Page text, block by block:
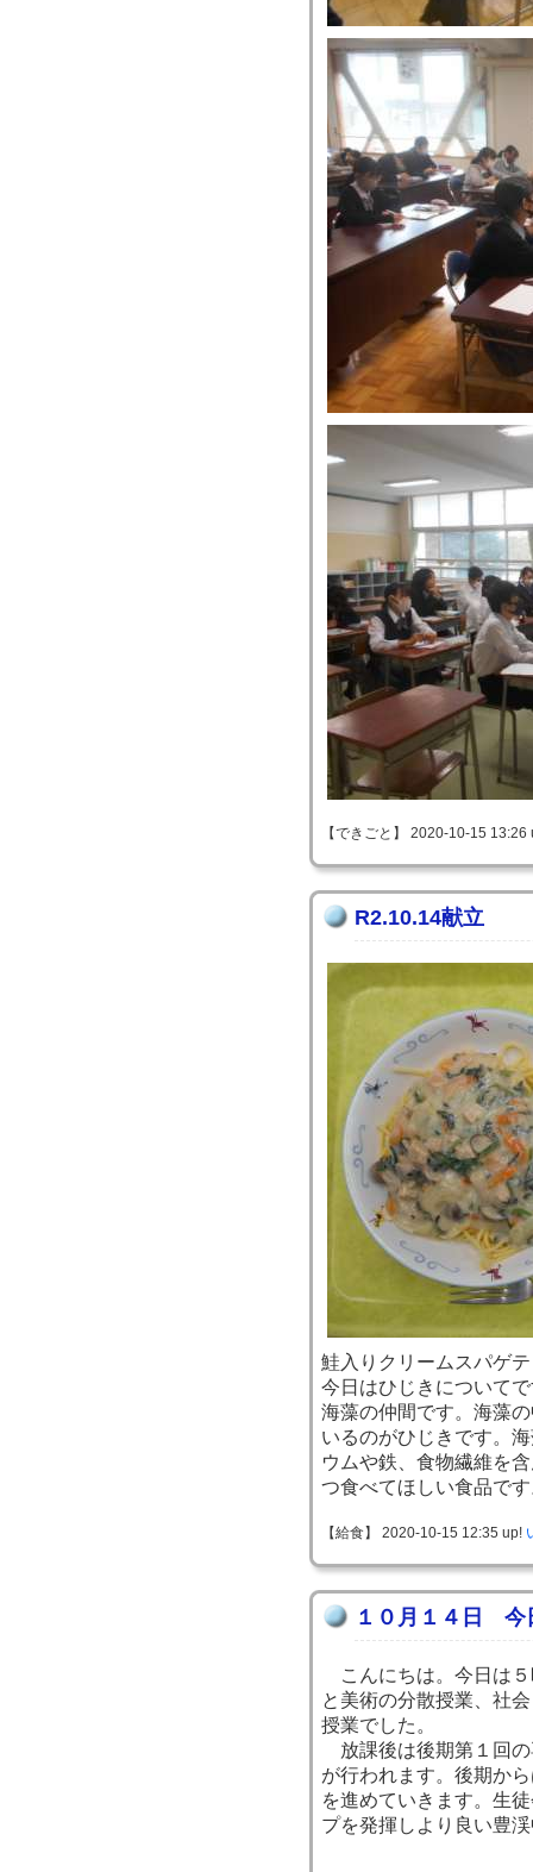
【できごと】 2020-10-15
R2.10.14献立
鮭入りクリームスパゲ
今日はひじきについて
海藻の仲間です。海藻
いるのがひじきです。
ウムや鉄、食物繊維を
つ食べてほしい食品で
【給食】 2020-10-15 12:35 up!
１０月１４日 今
こんにちは。今日は５
と美術の分散授業、社
授業でした。
放課後は後期第１回の
が行われます。後期か
を進めていきます。生
プを発揮しより良い豊